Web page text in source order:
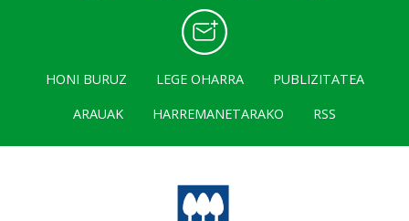
HONI BURUZ LEGE OHARRA
PUBLIZITATEA
ARAUAK
HARREMANETARAKO RSS